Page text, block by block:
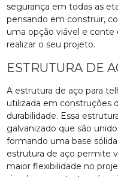
segurança em todas as
pensando em construir,
uma opção viável e
realizar o seu projeto.
ESTRUTURA DE
A estrutura de aço para
utilizada em construções
durabilidade. Essa
galvanizado que são
formando uma base
estrutura de aço permite
maior flexibilidade no